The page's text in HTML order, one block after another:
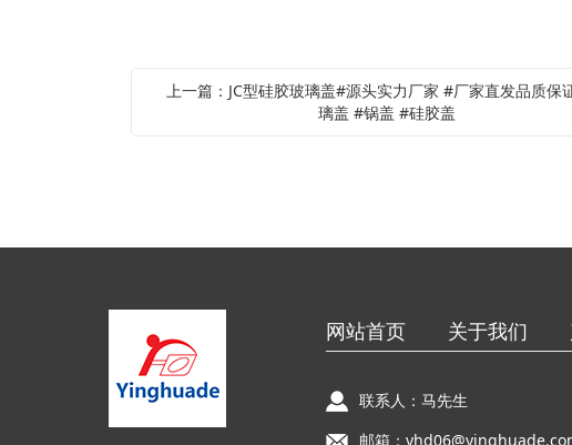
上一篇：JC型硅胶玻璃盖#源头实力厂家 #厂家直发品质保
璃盖 #锅盖 #硅胶盖
网站首页 关于我们
联系人：马先生
邮箱：